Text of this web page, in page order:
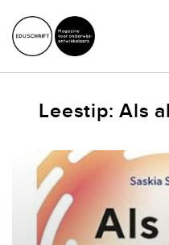
ACTUEEL
SCHRIJVERSHUB
ACHTERGRONDEN
JURIDISCHE ZAKEN
Leestip: Als